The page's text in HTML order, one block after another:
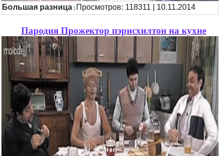
Большая разница Просмотров: 118311 | 10.11.2014
Пародия Прожектор пэрисхилтон на кухне